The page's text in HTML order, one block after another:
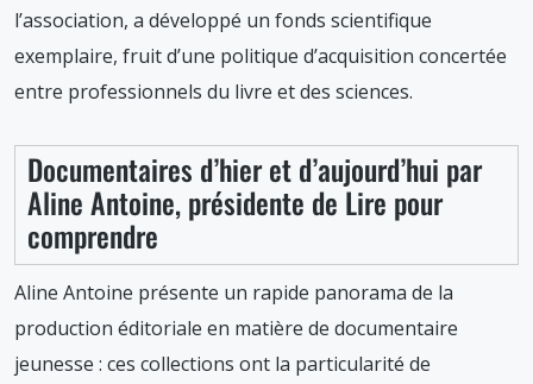
l’association, a développé un fonds scientifique
exemplaire, fruit d’une politique d’acquisition concertée
entre professionnels du livre et des sciences.
Documentaires d’hier et d’aujourd’hui par
Aline Antoine, présidente de Lire pour
comprendre
Aline Antoine présente un rapide panorama de la
production éditoriale en matière de documentaire
jeunesse : ces collections ont la particularité de